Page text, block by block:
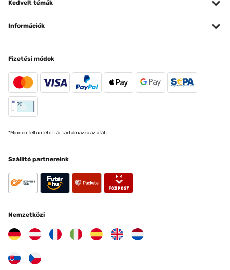
Kedvelt témák
Információk
Fizetési módok
*Minden feltüntetett ár tartalmazza az áfát.
Szállító partnereink
Nemzetközi